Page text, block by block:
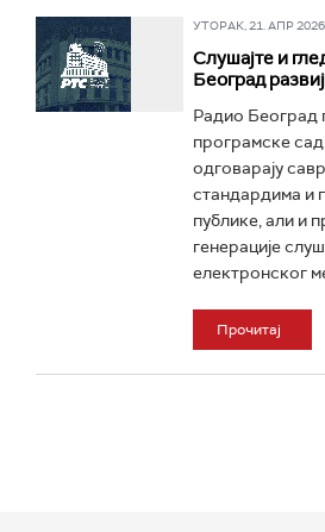
УТОРАК, 21. АПР
Слушајте и
Београд
Радио Београд
програмске
одговарају
стандардима и
публике, али и
генерације
електронског
Прочитај